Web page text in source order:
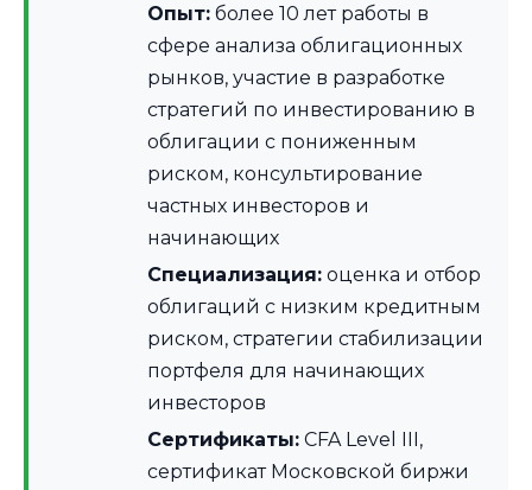
Опыт: более 10 лет работы в
сфере анализа облигационных
рынков, участие в разработке
стратегий по инвестированию в
облигации с пониженным
риском, консультирование
частных инвесторов и
начинающих
Специализация: оценка и отбор
облигаций с низким кредитным
риском, стратегии стабилизации
портфеля для начинающих
инвесторов
Сертификаты: CFA Level III,
сертификат Московской биржи